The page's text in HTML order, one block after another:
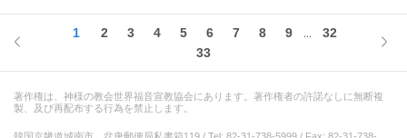
1 2 3 4 5 6 7 8 9 ...
32
33
著作権は、神様の教会世界福音宣教協会にあります。著作権者の許諾なしに無断複
製、及び再配布する行為を禁止します。